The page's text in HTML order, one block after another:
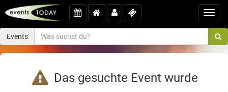
Events
Das gesuchte Event wurde